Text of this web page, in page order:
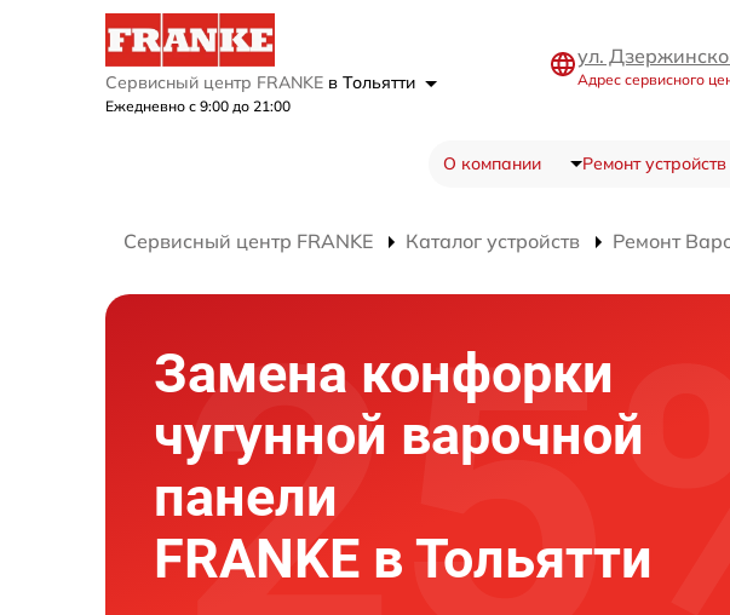
Сервисный центр FRANKE в Тольятти
Ежедневно с 9:00 до 21:00
ул.
Адрес сервисного
О компании Ремонт устройств
Сервисный центр FRANKE Каталог устройств Ремонт
Замена конфорки
чугунной варочной
панели
FRANKE в Тольятти